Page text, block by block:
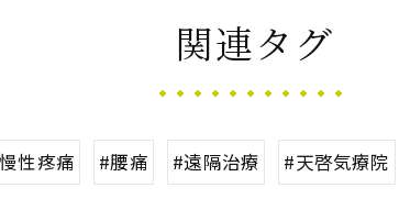
関連タグ
性疼痛 #腰痛 #遠隔治療 #天啓気療院